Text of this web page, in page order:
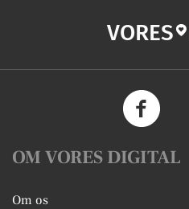
VORES
OM VORES DIGITAL
Om os